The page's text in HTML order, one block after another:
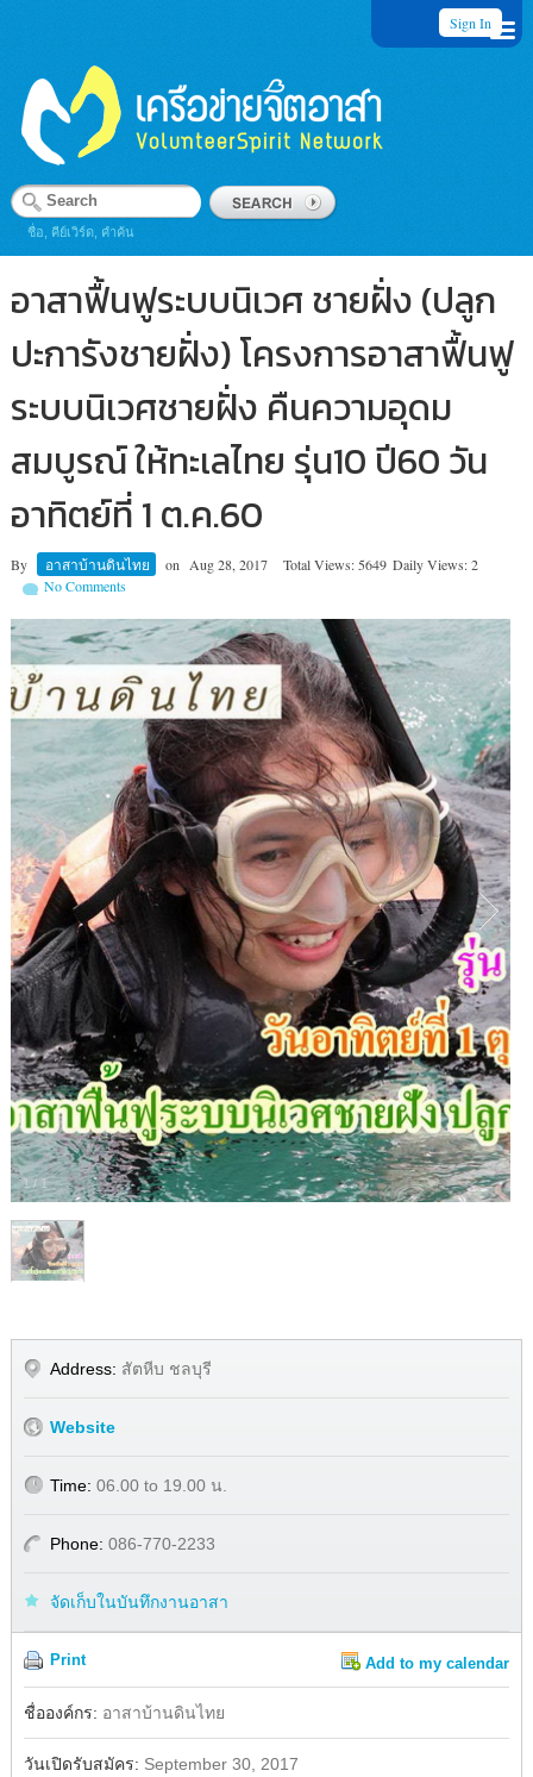
Sign In
ชื่อ, คีย์เวิร์ด, คำค้น
อาสาฟื้นฟูระบบนิเวศ ชายฝั่ง (ปลูก
ปะการังชายฝั่ง) โครงการอาสาฟื้นฟู
ระบบนิเวศชายฝั่ง คืนความอุดม
สมบูรณ์ ให้ทะเลไทย รุ่น10 ปี60 วัน
อาทิตย์ที่ 1 ต.ค.60
By อาสาบ้านดินไทย on Aug 28, 2017 Total Views: 5649 Daily Views: 2
No Comments
1 / 1
Address: สัตหีบ ชลบุรี
Website
Time: 06.00 to 19.00 น.
Phone: 086-770-2233
จัดเก็บในบันทึกงานอาสา
Print Add to my calendar
Facebook
ชื่อองค์กร: อาสาบ้านดินไทย
วันเปิดรับสมัคร: September 30, 2017